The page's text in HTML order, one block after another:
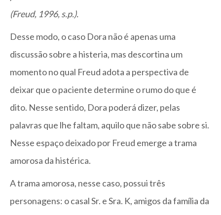
(Freud, 1996, s.p.).
Desse modo, o caso Dora não é apenas uma
discussão sobre a histeria, mas descortina um
momento no qual Freud adota a perspectiva de
deixar que o paciente determine o rumo do que é
dito. Nesse sentido, Dora poderá dizer, pelas
palavras que lhe faltam, aquilo que não sabe sobre si.
Nesse espaço deixado por Freud emerge a trama
amorosa da histérica.
A trama amorosa, nesse caso, possui três
personagens: o casal Sr. e Sra. K, amigos da família da